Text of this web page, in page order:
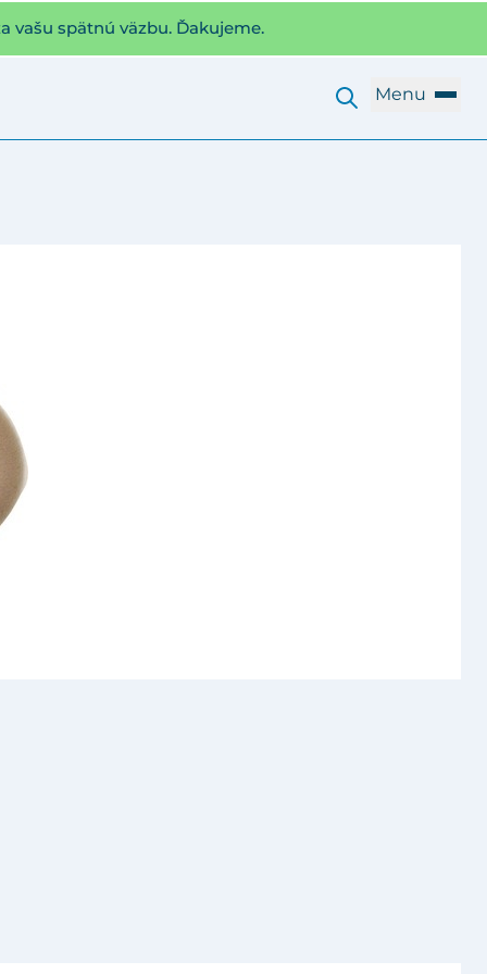
vašu spätnú väzbu. Ďakujeme.
Menu